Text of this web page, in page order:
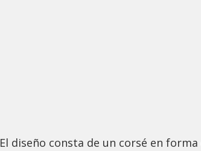
El diseño consta de un corsé en